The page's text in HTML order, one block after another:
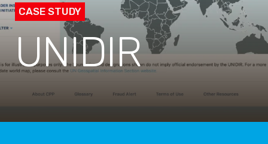
CASE STUDY
UNIDIR